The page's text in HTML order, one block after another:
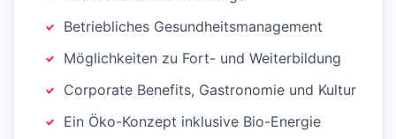
Betriebliches Gesundheitsmanagement
Möglichkeiten zu Fort- und Weiterbildung
Corporate Benefits, Gastronomie und Kultur
Ein Öko-Konzept inklusive Bio-Energie